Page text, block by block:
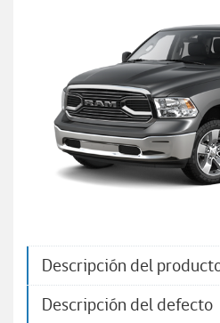
Descripción del
Descripción del defecto